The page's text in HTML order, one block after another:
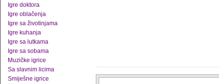
Igre doktora
Igre oblačenja
Igre sa životinjama
Igre kuhanja
Igre sa lutkama
Igre sa sobama
Muzičke igrice
Sa slavnim licima
Smiješne igrice